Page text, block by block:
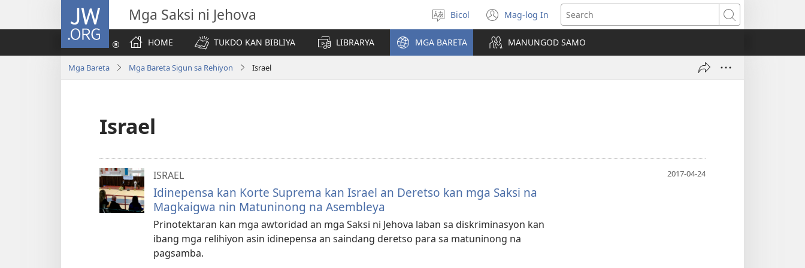
JW.ORG Mga Saksi ni Jehova
Pumili
nin
lengguwahe
Bicol Mag-log In
(opens
new
window)
Search
HOME
TUKDO KAN BIBLIYA LIBRARYA MGA BARETA MANUNGOD SAMO
Mga Bareta Mga Bareta Sigun sa Rehiyon Israel
Israel
2017-04-24
ISRAEL
Idinepensa kan Korte Suprema kan Israel an Deretso kan mga Saksi na
Magkaigwa nin Matuninong na Asembleya
Prinotektaran kan mga awtoridad an mga Saksi ni Jehova laban sa diskriminasyon kan
ibang mga relihiyon asin idinepensa an saindang deretso para sa matuninong na
pagsamba.